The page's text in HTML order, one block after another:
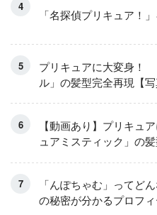
「名探偵プリキュア！
プリキュアに大変身！
ル」の髪型完全再現【写
【動画あり】プリキュ
ュアミスティック」の
「んぽちゃむ」ってど
の秘密が分かるプロフ